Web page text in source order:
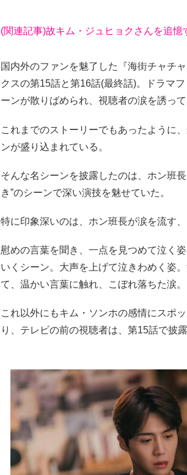
(関連記事)故キム・ジュヒョクさんを追憶
国内外のファンを魅了した『海街チャチ
クスの第15話と第16話(最終話)。ドラマ
ーンが散りばめられ、視聴者の涙を誘って
これまでのストーリーでもあったように
ンが盛り込まれている。
そんな名シーンを披露したのは、ホン班
き”のシーンで深い演技を魅せていた。
特に印象深いのは、ホン班長が涙を流す
慰めの言葉を聞き、一点を見つめて泣く
いくシーン。大声を上げて泣きわめく姿
て、温かい言葉に触れ、こぼれ落ちた涙。
これ以外にもキム・ソンホの感情にスポ
り、テレビの前の視聴者は、第15話で披